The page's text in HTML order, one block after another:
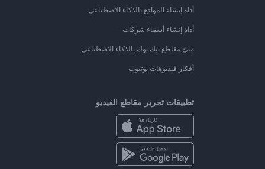
أداة إنشاء المواقع بالذكاء الاصطناعي
أداة إنشاء أسماء شركات
منئ مقاطع تيك توك بالذكاء الاصطناعي
أفكار فيديوهات يوتيوب
تطبيقات تحرير مقاطع الفيديو